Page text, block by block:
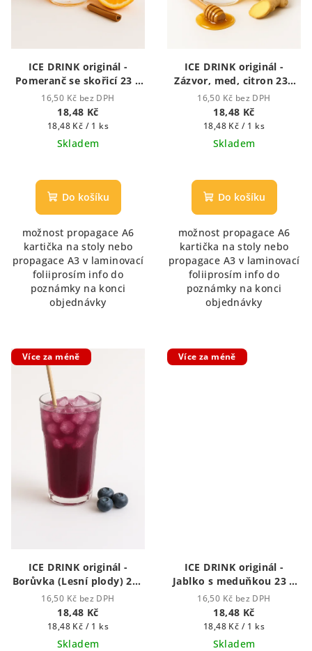
ICE DRINK originál -
Pomeranč se skořicí 23 g
Ice drink - ledový nápoj
16,50 Kč bez DPH
18,48 Kč
Měrná
cena:
18,48 Kč / 1 ks
Skladem
Do košíku
možnost propagace A6
kartička na stoly nebo
propagace A3 v laminovací
foliiprosím info do
poznámky na konci
objednávky
ICE DRINK originál -
Zázvor, med, citron 23g
Ice drink - ledový nápoj
16,50 Kč bez DPH
18,48 Kč
Měrná
cena:
18,48 Kč / 1 ks
Skladem
Do košíku
možnost propagace A6
kartička na stoly nebo
propagace A3 v laminovací
foliiprosím info do
poznámky na konci
objednávky
Více za méně
ICE DRINK originál -
Borůvka (Lesní plody) 23g
Ice Drink - Ledový nápoj
16,50 Kč bez DPH
18,48 Kč
Měrná
cena:
18,48 Kč / 1 ks
Skladem
Více za méně
ICE DRINK originál -
Jablko s meduňkou 23 g
Ice drink - ledový nápoj
16,50 Kč bez DPH
18,48 Kč
Měrná
cena:
18,48 Kč / 1 ks
Skladem